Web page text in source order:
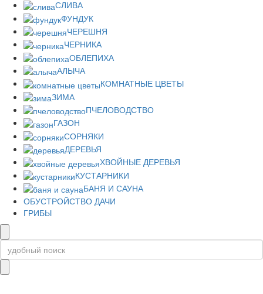
СЛИВА
ФУНДУК
ЧЕРЕШНЯ
ЧЕРНИКА
ОБЛЕПИХА
АЛЫЧА
КОМНАТНЫЕ ЦВЕТЫ
ЗИМА
ПЧЕЛОВОДСТВО
ГАЗОН
СОРНЯКИ
ДЕРЕВЬЯ
ХВОЙНЫЕ ДЕРЕВЬЯ
КУСТАРНИКИ
БАНЯ И САУНА
ОБУСТРОЙСТВО ДАЧИ
ГРИБЫ